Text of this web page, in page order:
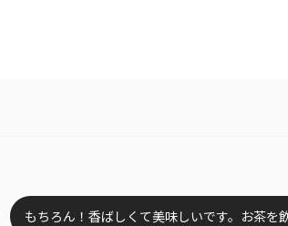
もちろん！香ばしくて美味しいです。お茶を